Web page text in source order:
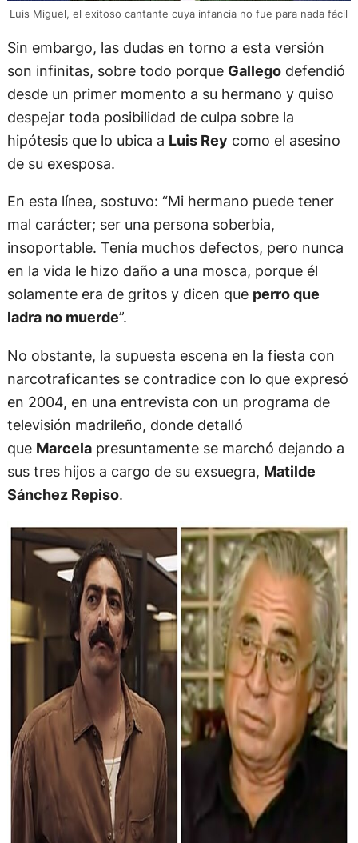
Luis Miguel, el exitoso cantante cuya infancia no fue para nada fácil
Sin embargo, las dudas en torno a esta versión
son infinitas, sobre todo porque Gallegodefendió
desde un primer momento a su hermano y quiso
despejar toda posibilidad de culpa sobre la
hipótesis que lo ubica a Luis Rey como el asesino
de su exesposa.
En esta línea, sostuvo: “Mi hermano puede tener
mal carácter; ser una persona soberbia,
insoportable. Tenía muchos defectos, pero nunca
en la vida le hizo daño a una mosca, porque él
solamente era de gritos y dicen que perro que
ladra no muerde”.
No obstante, la supuesta escena en la fiesta con
narcotraficantes se contradice con lo que expresó
en 2004, en una entrevista con un programa de
televisión madrileño, donde detalló
que Marcelapresuntamente se marchó dejando a
sus tres hijos a cargo de su exsuegra, Matilde
Sánchez Repiso.